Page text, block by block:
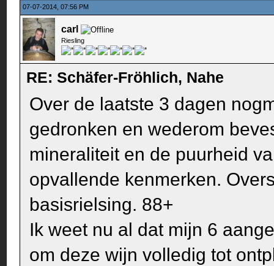
07-07-2014, 07:56 PM
carl
Riesling
RE: Schäfer-Fröhlich, Nahe
Over de laatste 3 dagen
gedronken en wederom
mineraliteit en de puurheid
opvallende kenmerken.
basisrielsing. 88+
Ik weet nu al dat mijn 6
om deze wijn volledig tot